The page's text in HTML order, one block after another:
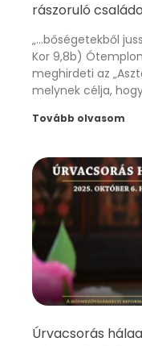
rászoruló
„…bőségetekből
Kor 9,8b)
meghirdeti az
melynek célja,
Tovább olvasom
Úrvacsorás